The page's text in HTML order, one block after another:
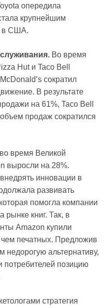
опередила
крупнейшим
в США.
Во время
Hut и Taco Bell
сократил
В результате
на 61%, Taco Bell
продаж сократился
время Великой
выросли на 28%.
инновации в
развивать
помогла компании
рынке книг. Так, в
Amazon купили
чем печатных. Предложив
альтернативу,
потребителей позицию
стратегия